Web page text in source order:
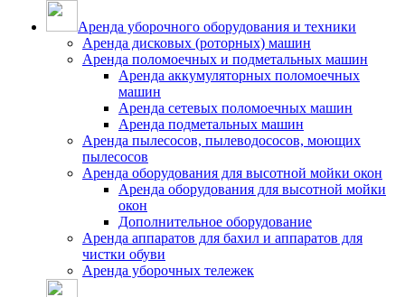
Аренда уборочного оборудования и техники
Аренда дисковых (роторных) машин
Аренда поломоечных и подметальных машин
Аренда аккумуляторных поломоечных
машин
Аренда сетевых поломоечных машин
Аренда подметальных машин
Аренда пылесосов, пылеводососов, моющих
пылесосов
Аренда оборудования для высотной мойки окон
Аренда оборудования для высотной мойки
окон
Дополнительное оборудование
Аренда аппаратов для бахил и аппаратов для
чистки обуви
Аренда уборочных тележек